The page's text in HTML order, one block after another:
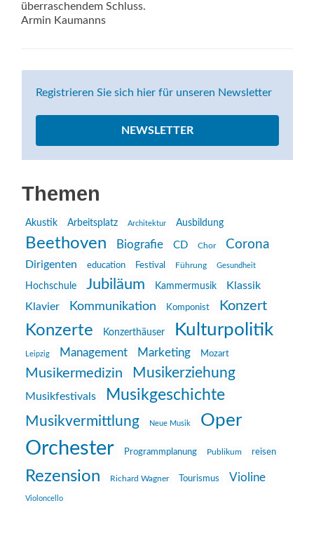
überraschendem Schluss.
Armin Kaumanns
Registrieren Sie sich hier für unseren Newsletter
NEWSLETTER
Themen
Akustik Arbeitsplatz Architektur Ausbildung
Beethoven Biografie CD Chor Corona
Dirigenten education Festival Führung Gesundheit
Hochschule Jubiläum Kammermusik
Klassik
Klavier
Kommunikation Komponist Konzert
Konzerte Konzerthäuser Kulturpolitik
Leipzig Management Marketing Mozart
Musikermedizin Musikerziehung
Musikfestivals Musikgeschichte
Musikvermittlung Neue Musik Oper
Orchester Programmplanung Publikum reisen
Rezension Richard Wagner Tourismus Violine
Violoncello